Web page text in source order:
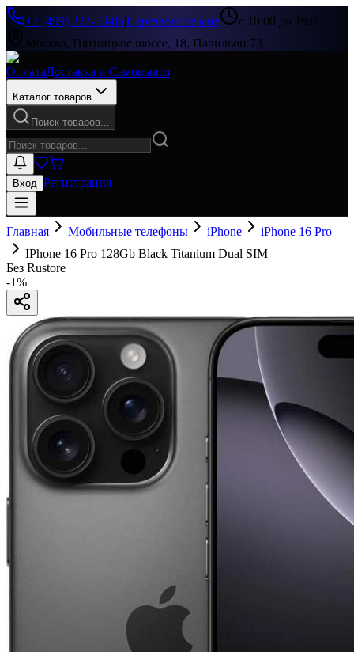
+7 (499) 322-33-86|Перезвоните мне
с 10:00 до 19:00
Москва, Пятницкое шоссе, 18, Павильон 73
ОплатаДоставка и Самовывоз
Каталог товаров
Поиск товаров...
Вход Регистрация
Главная Мобильные телефоны iPhone
iPhone 16 Pro
IPhone 16 Pro 128Gb Black Titanium Dual SIM
Без Rustore
-1%